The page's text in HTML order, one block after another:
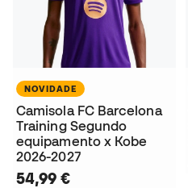
NOVIDADE
Camisola FC Barcelona
Training Segundo
equipamento x Kobe
2026-2027
54,99 €